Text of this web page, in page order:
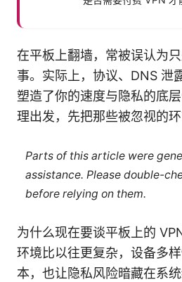
在平板上翻墙，常被误认为
事。实际上，协议、DNS 泄
塑造了你的速度与隐私的底
理出发，先把那些被忽视的环
Parts of this article were
assistance. Please double-
before relying on them.
为什么现在要谈平板上的
环境比以往更复杂，设备多
本，也让隐私风险暗藏在系